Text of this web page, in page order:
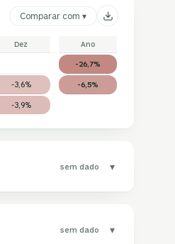
Comparar com ▾
Dez Ano
-26,7%
-3,6% -6,5%
-3,9%
sem dado ▾
sem dado ▾